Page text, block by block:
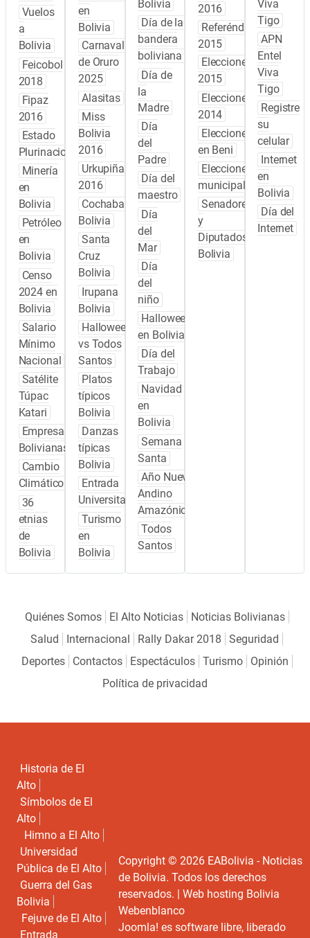
Vuelos
a
Bolivia
Feicobol
2018
Fipaz
2016
Estado
Plurinacional
Minería
en
Bolivia
Petróleo
en
Bolivia
Censo
2024 en
Bolivia
Salario
Mínimo
Nacional
Satélite
Túpac
Katari
Empresas
Bolivianas
Cambio
Climático
36
etnias
de
Bolivia
en
Bolivia
Carnaval
de Oruro
2025
Alasitas
Miss
Bolivia
2016
Urkupiña
2016
Cochabamba
Bolivia
Santa
Cruz
Bolivia
Irupana
Bolivia
Halloween
vs Todos
Santos
Platos
típicos
Bolivia
Danzas
típicas
Bolivia
Entrada
Universitaria
Turismo
en
Bolivia
Bolivia
Día de la
bandera
boliviana
Día de
la
Madre
Día
del
Padre
Día del
maestro
Día
del
Mar
Día
del
niño
Halloween
en Bolivia
Día del
Trabajo
Navidad
en
Bolivia
Semana
Santa
Año Nuevo
Andino
Amazónico
Todos
Santos
2016
Referéndum
2015
Elecciones
2015
Elecciones
2014
Elecciones
en Beni
Elecciones
municipales
Senadores
y
Diputados
Bolivia
Viva
Tigo
APN
Entel
Viva
Tigo
Registre
su
celular
Internet
en
Bolivia
Día del
Internet
Quiénes Somos El Alto Noticias
Noticias Bolivianas
Salud
Internacional Rally Dakar 2018
Seguridad
Deportes
Contactos Espectáculos Turismo
Opinión
Política de privacidad
Historia de El
Alto
Símbolos de El
Alto
Himno a El Alto
Universidad
Pública de El Alto
Guerra del Gas
Bolivia
Fejuve de El Alto
Entrada
Copyright © 2026 EABolivia - Noticias
de Bolivia. Todos los derechos
reservados. |Web hosting Bolivia
Webenblanco
Joomla! es software libre, liberado